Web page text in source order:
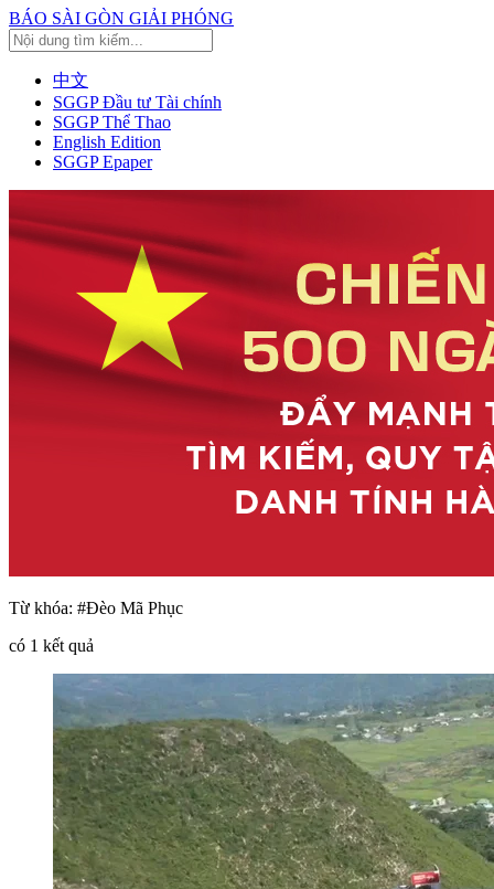
BÁO SÀI GÒN GIẢI PHÓNG
中文
SGGP Đầu tư Tài chính
SGGP Thể Thao
English Edition
SGGP Epaper
Từ khóa: #Đèo Mã Phục
có 1 kết quả